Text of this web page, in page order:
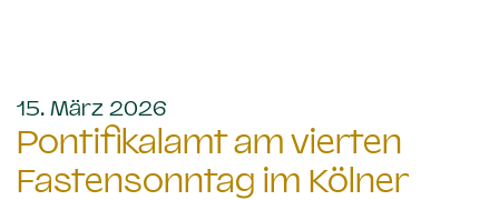
15. März 2026:
Pontifikalamt am vierten
Fastensonntag im Kölner